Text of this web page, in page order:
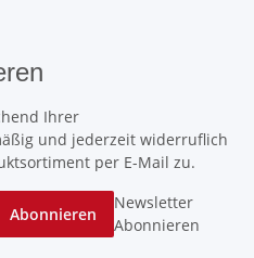
Ihrer
und jederzeit widerruflich
per E-Mail zu.
Abonnieren
Newsletter
Abonnieren